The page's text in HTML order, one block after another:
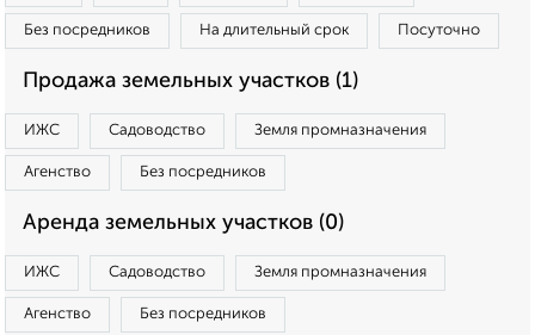
Без посредников На длительный срок Посуточно
Продажа земельных участков (1)
ИЖС Садоводство Земля промназначения
Агенство Без посредников
Аренда земельных участков (0)
ИЖС Садоводство Земля промназначения
Агенство Без посредников